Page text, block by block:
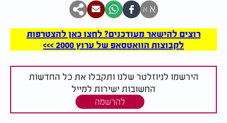
א א
רוצים להישאר מעודכנים? לחצו כאן להצטרפות
לקבוצות הוואטסאפ של ערוץ 2000 >>>
הירשמו לניוזלטר שלנו ותקבלו את כל החדשות
החשובות ישירות למייל
להרשמה